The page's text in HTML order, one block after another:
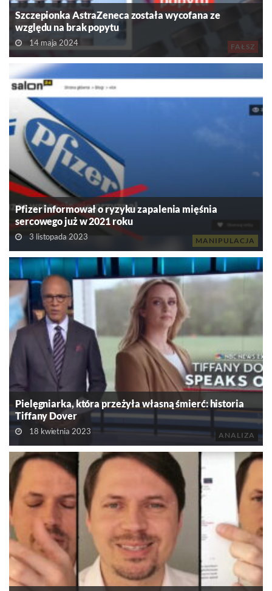
FAŁSZ
Szczepionka AstraZeneca została wycofana ze
względu na brak popytu
14 maja 2024
MANIPULACJA
Pfizer informował o ryzyku zapalenia mięśnia
sercowego już w 2021 roku
3 listopada 2023
ANALIZA
Pielęgniarka, która przeżyła własną śmierć: historia
Tiffany Dover
18 kwietnia 2023